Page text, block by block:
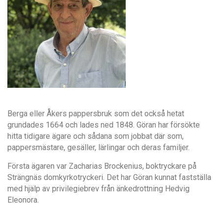
Berga eller Åkers pappersbruk som det också hetat
grundades 1664 och lades ned 1848. Göran har försökte
hitta tidigare ägare och sådana som jobbat där som,
pappersmästare, gesäller, lärlingar och deras familjer.
Första ägaren var Zacharias Brockenius, boktryckare på
Strängnäs domkyrkotryckeri. Det har Göran kunnat fastställa
med hjälp av privilegiebrev från änkedrottning Hedvig
Eleonora.